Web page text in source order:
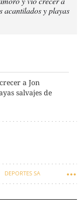
acantilados y playas
a Jon
salvajes de
DEPORTES SA